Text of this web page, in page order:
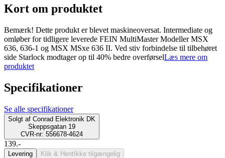
Kort om produktet
Bemærk! Dette produkt er blevet maskineoversat. Intermediate og
omløber for tidligere leverede FEIN MultiMaster Modeller MSX
636, 636-1 og MSX MSxe 636 II. Ved stiv forbindelse til tilbehøret
side Starlock modtager op til 40% bedre overførselLæs mere om
produktet
Specifikationer
Se alle specifikationer
Solgt af Conrad Elektronik DK
Skeppsgatan 19
CVR-nr: 556678-4624
139.-
Levering Klik & Hent Ikke tilgængelig